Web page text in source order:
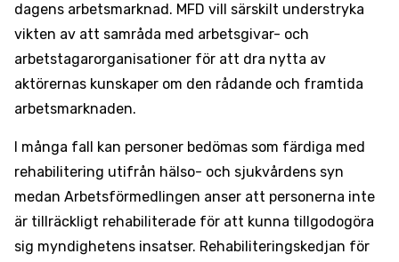
dagens arbetsmarknad. MFD vill särskilt understryka
vikten av att samråda med arbetsgivar- och
arbetstagarorganisationer för att dra nytta av
aktörernas kunskaper om den rådande och framtida
arbetsmarknaden.
I många fall kan personer bedömas som färdiga med
rehabilitering utifrån hälso- och sjukvårdens syn
medan Arbetsförmedlingen anser att personerna inte
är tillräckligt rehabiliterade för att kunna tillgodogöra
sig myndighetens insatser. Rehabiliteringskedjan för